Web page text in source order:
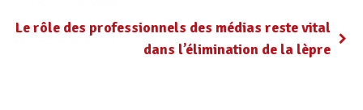
Le rôle des professionnels des médias reste vital
dans l’élimination de la lèpre